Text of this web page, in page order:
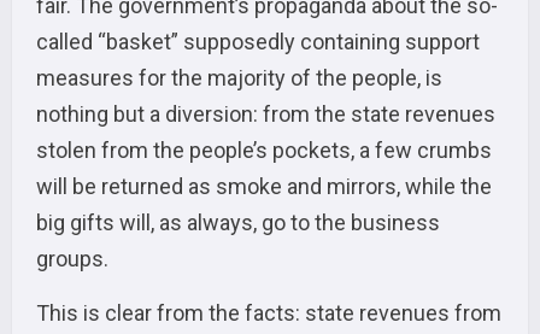
fair. The government’s propaganda about the so-
called “basket” supposedly containing support
measures for the majority of the people, is
nothing but a diversion: from the state revenues
stolen from the people’s pockets, a few crumbs
will be returned as smoke and mirrors, while the
big gifts will, as always, go to the business
groups.
This is clear from the facts: state revenues from